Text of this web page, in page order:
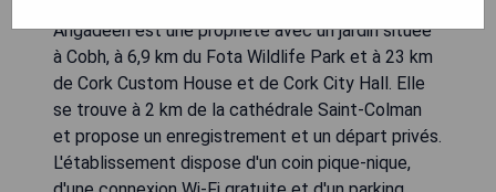
Arigadeen est une propriété avec un jardin située
à Cobh, à 6,9 km du Fota Wildlife Park et à 23 km
de Cork Custom House et de Cork City Hall. Elle
se trouve à 2 km de la cathédrale Saint-Colman
et propose un enregistrement et un départ privés.
L'établissement dispose d'un coin pique-nique,